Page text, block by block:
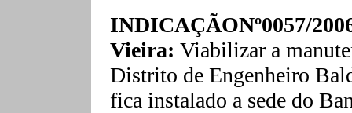
INDICAÇÃONº0057/
Vieira: Viabilizar a
Distrito de Engenheiro
fica instalado a sede do